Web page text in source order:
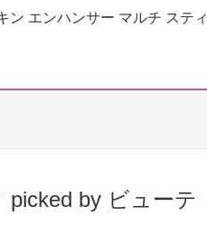
ン エンハンサー マルチ スティ
by ビューテ